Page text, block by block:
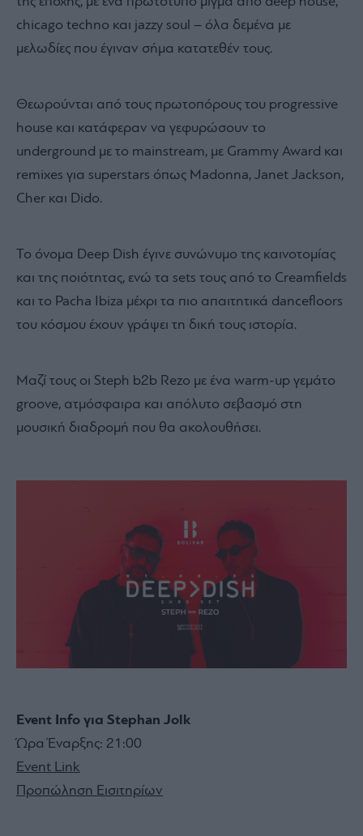
chicago techno και jazzy soul – όλα δεμένα με
μελωδίες που έγιναν σήμα κατατεθέν τους.
Θεωρούνται από τους πρωτοπόρους του progressive
house και κατάφεραν να γεφυρώσουν το
underground με το mainstream, με Grammy Award και
remixes για superstars όπως Madonna, Janet Jackson,
Cher και Dido.
Το όνομα Deep Dish έγινε συνώνυμο της καινοτομίας
και της ποιότητας, ενώ τα sets τους από το Creamfields
και το Pacha Ibiza μέχρι τα πιο απαιτητικά dancefloors
του κόσμου έχουν γράψει τη δική τους ιστορία.
Μαζί τους οι Steph b2b Rezo με ένα warm-up γεμάτο
groove, ατμόσφαιρα και απόλυτο σεβασμό στη
μουσική διαδρομή που θα ακολουθήσει.
Event Info για Stephan Jolk
Ώρα Έναρξης: 21:00
Event Link
Προπώληση Εισιτηρίων